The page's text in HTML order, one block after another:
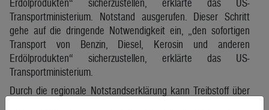
Transportministerium. Notstand ausgerufen. Dieser Schritt
gehe auf die dringende Notwendigkeit ein, „den sofortigen
Transport von Benzin, Diesel, Kerosin und anderen
Erdölprodukten“ sicherzustellen, erklärte das US-
Transportministerium.
Durch die regionale Notstandserklärung kann Treibstoff über